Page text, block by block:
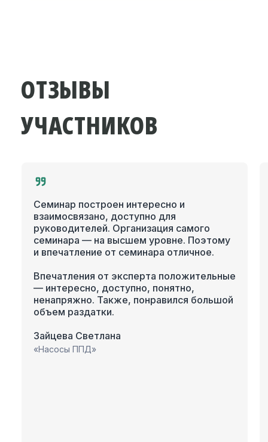
ОТЗЫВЫ
УЧАСТНИКОВ
Семинар построен интересно и
взаимосвязано, доступно для
руководителей. Организация самого
семинара — на высшем уровне. Поэтому
и впечатление от семинара отличное.
Впечатления от эксперта положительные
— интересно, доступно, понятно,
ненапряжно. Также, понравился большой
Зайцева Светлана
«Насосы ППД»